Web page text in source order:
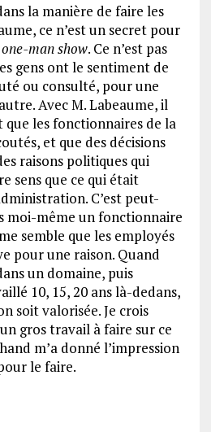
la manière de faire les
ce n’est un secret pour
one-man show. Ce n’est pas
gens ont le sentiment de
ou consulté, pour une
Avec M. Labeaume, il
les fonctionnaires de la
et que des décisions
raisons politiques qui
sens que ce qui était
C’est peut-
moi-même un fonctionnaire
semble que les employés
pour une raison. Quand
un domaine, puis
10, 15, 20 ans là-dedans,
soit valorisée. Je crois
gros travail à faire sur ce
m’a donné l’impression
le faire.